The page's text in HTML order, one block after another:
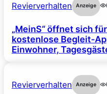
Revierverhalten Anzeige
„MeinS“ öffnet sich
kostenlose Begleit-
Einwohner,
Revierverhalten Anzeige